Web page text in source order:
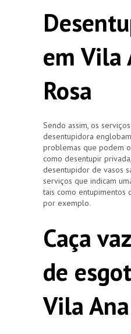
em Vila
Rosa
Sendo assim, os
desentupidora
problemas que podem
como desentupir
desentupidor de vasos
serviços que indicam
tais como entupimentos
por exemplo.
Caça
de
Vila